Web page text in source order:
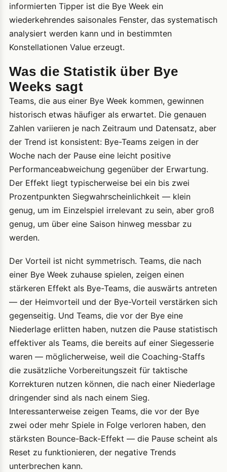
informierten Tipper ist die Bye Week ein
wiederkehrendes saisonales Fenster, das systematisch
analysiert werden kann und in bestimmten
Konstellationen Value erzeugt.
Was die Statistik über Bye
Weeks sagt
Teams, die aus einer Bye Week kommen, gewinnen
historisch etwas häufiger als erwartet. Die genauen
Zahlen variieren je nach Zeitraum und Datensatz, aber
der Trend ist konsistent: Bye-Teams zeigen in der
Woche nach der Pause eine leicht positive
Performanceabweichung gegenüber der Erwartung.
Der Effekt liegt typischerweise bei ein bis zwei
Prozentpunkten Siegwahrscheinlichkeit — klein
genug, um im Einzelspiel irrelevant zu sein, aber groß
genug, um über eine Saison hinweg messbar zu
werden.
Der Vorteil ist nicht symmetrisch. Teams, die nach
einer Bye Week zuhause spielen, zeigen einen
stärkeren Effekt als Bye-Teams, die auswärts antreten
— der Heimvorteil und der Bye-Vorteil verstärken sich
gegenseitig. Und Teams, die vor der Bye eine
Niederlage erlitten haben, nutzen die Pause statistisch
effektiver als Teams, die bereits auf einer Siegesserie
waren — möglicherweise, weil die Coaching-Staffs
die zusätzliche Vorbereitungszeit für taktische
Korrekturen nutzen können, die nach einer Niederlage
dringender sind als nach einem Sieg.
Interessanterweise zeigen Teams, die vor der Bye
zwei oder mehr Spiele in Folge verloren haben, den
stärksten Bounce-Back-Effekt — die Pause scheint als
Reset zu funktionieren, der negative Trends
unterbrechen kann.